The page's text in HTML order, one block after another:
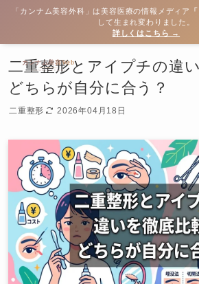
「カンナム美容外科」は美容医療の情報メディア
して生まれ変わりました。
詳しくはこちら →
二重整形とアイプチの違
どちらが自分に合う？
二重整形 2026年04月18日